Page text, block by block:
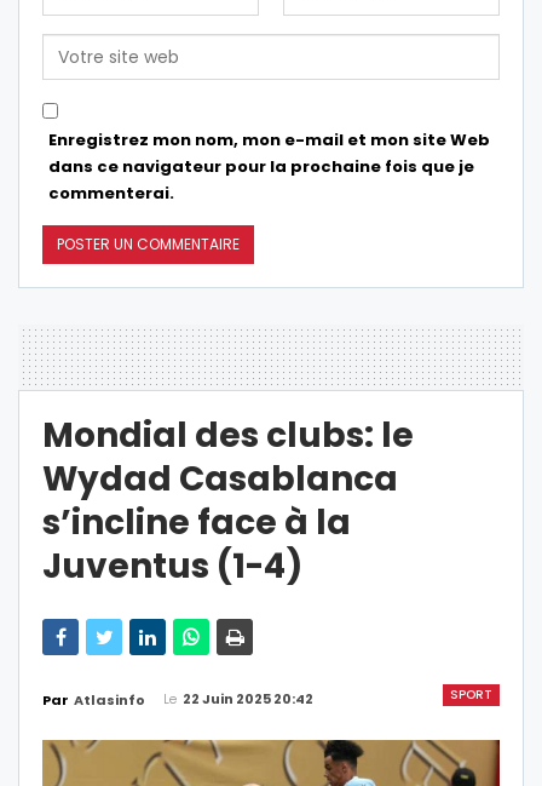
Enregistrez mon nom, mon e-mail et mon site Web
dans ce navigateur pour la prochaine fois que je
commenterai.
Mondial des clubs: le
Wydad Casablanca
s’incline face à la
Juventus (1-4)
SPORT
Par Atlasinfo Le 22 Juin 2025 20:42